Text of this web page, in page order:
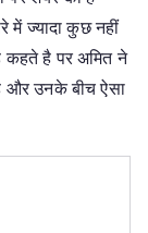
ज्यादा कुछ नहीं
कहते है पर अमित ने
और उनके बीच ऐसा